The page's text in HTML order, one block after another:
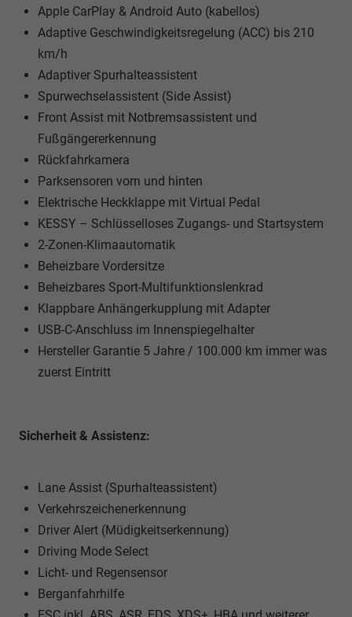
Apple CarPlay & Android Auto (kabellos)
Adaptive Geschwindigkeitsregelung (ACC) bis 210
km/h
Adaptiver Spurhalteassistent
Spurwechselassistent (Side Assist)
Front Assist mit Notbremsassistent und
Fußgängererkennung
Rückfahrkamera
Parksensoren vorn und hinten
Elektrische Heckklappe mit Virtual Pedal
KESSY – Schlüsselloses Zugangs- und Startsystem
2-Zonen-Klimaautomatik
Beheizbare Vordersitze
Beheizbares Sport-Multifunktionslenkrad
Klappbare Anhängerkupplung mit Adapter
USB-C-Anschluss im Innenspiegelhalter
Hersteller Garantie 5 Jahre / 100.000 km immer was
zuerst Eintritt
Sicherheit & Assistenz:
Lane Assist (Spurhalteassistent)
Verkehrszeichenerkennung
Driver Alert (Müdigkeitserkennung)
Driving Mode Select
Licht- und Regensensor
Berganfahrhilfe